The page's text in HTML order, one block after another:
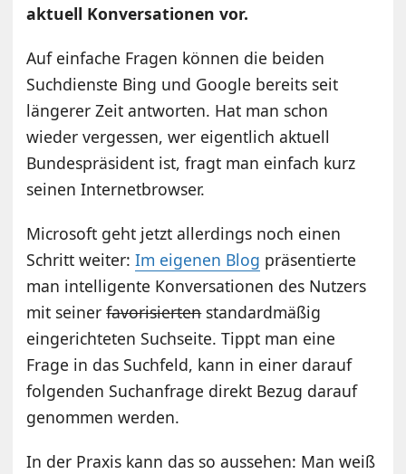
aktuell Konversationen vor.
Auf einfache Fragen können die beiden
Suchdienste Bing und Google bereits seit
längerer Zeit antworten. Hat man schon
wieder vergessen, wer eigentlich aktuell
Bundespräsident ist, fragt man einfach kurz
seinen Internetbrowser.
Microsoft geht jetzt allerdings noch einen
Schritt weiter:Im eigenen Blog präsentierte
man intelligente Konversationen des Nutzers
mit seinerfavorisiertenstandardmäßig
eingerichteten Suchseite. Tippt man eine
Frage in das Suchfeld, kann in einer darauf
folgenden Suchanfrage direkt Bezug darauf
genommen werden.
In der Praxis kann das so aussehen: Man weiß